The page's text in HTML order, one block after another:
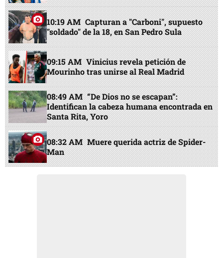
10:19 AM Capturan a "Carboni", supuesto
"soldado" de la 18, en San Pedro Sula
09:15 AM Vinicius revela petición de
Mourinho tras unirse al Real Madrid
08:49 AM “De Dios no se escapan”:
Identifican la cabeza humana encontrada en
Santa Rita, Yoro
08:32 AM Muere querida actriz de Spider-
Man